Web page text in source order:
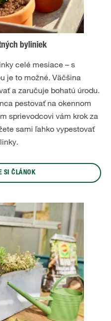
byliniek
celé mesiace – s
je to možné. Väčšina
a zaručuje bohatú úrodu.
pestovať na okennom
sprievodcovi vám krok za
sami ľahko vypestovať
SI ČLÁNOK